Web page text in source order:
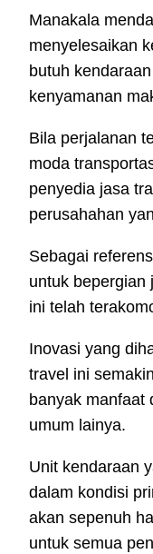
Manakala
menyelesaikan
butuh
kenyamanan
Bila perjalanan
moda
penyedia jasa
perusahahan
Sebagai
untuk bepergian
ini telah
Inovasi yang
travel ini
banyak manfaat
umum lainya.
Unit kendaraan
dalam kondisi
akan sepenuh
untuk semua